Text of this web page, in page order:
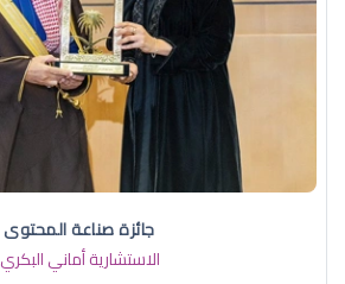
جائزة صناعة المحتوى
الاستشارية أماني البكري